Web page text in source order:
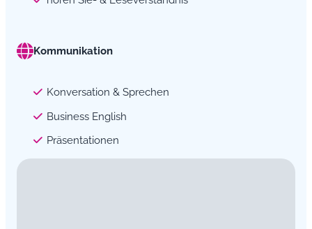
Kommunikation
Konversation & Sprechen
Business English
Präsentationen